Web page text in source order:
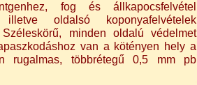
fog és állkapocsfelvétel
illetve oldalsó koponyafelvételek
minden oldalú védelmet
van a kötényen hely a
rugalmas, többrétegű 0,5 mm pb